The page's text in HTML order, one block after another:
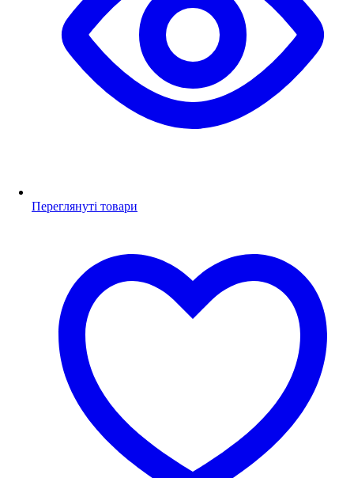
Переглянуті товари